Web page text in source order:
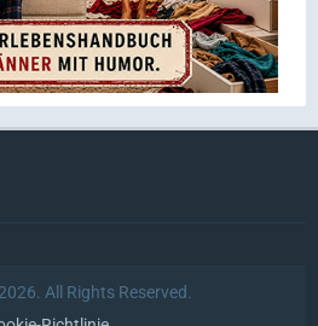
All Rights Reserved.